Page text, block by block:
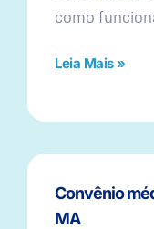
como
Leia Mais »
Convênio
MA